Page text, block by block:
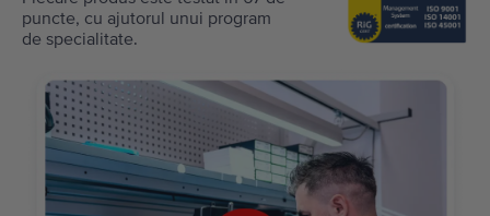
puncte, cu ajutorul unui program
de specialitate.